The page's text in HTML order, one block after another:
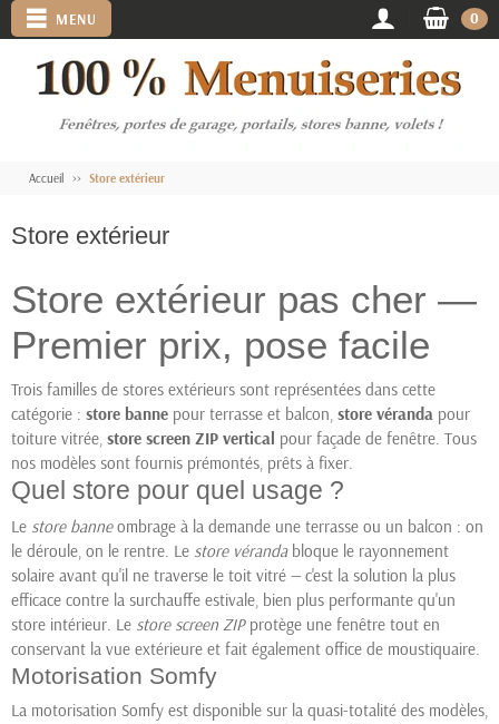
MENU 0
Accueil Store extérieur
Store extérieur
Store extérieur pas cher —
Premier prix, pose facile
Trois familles de stores extérieurs sont représentées dans cette
catégorie : store banne pour terrasse et balcon, store véranda pour
toiture vitrée, store screen ZIP vertical pour façade de fenêtre. Tous
nos modèles sont fournis prémontés, prêts à fixer.
Quel store pour quel usage ?
Le store banneombrage à la demande une terrasse ou un balcon : on
le déroule, on le rentre. Le store vérandabloque le rayonnement
solaire avant qu'il ne traverse le toit vitré — c'est la solution la plus
efficace contre la surchauffe estivale, bien plus performante qu'un
store intérieur. Le store screen ZIPprotège une fenêtre tout en
conservant la vue extérieure et fait également office de moustiquaire.
Motorisation Somfy
La motorisation Somfy est disponible sur la quasi-totalité des modèles,